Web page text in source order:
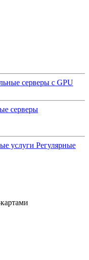
серверы с GPU
серверы
услуги Регулярные